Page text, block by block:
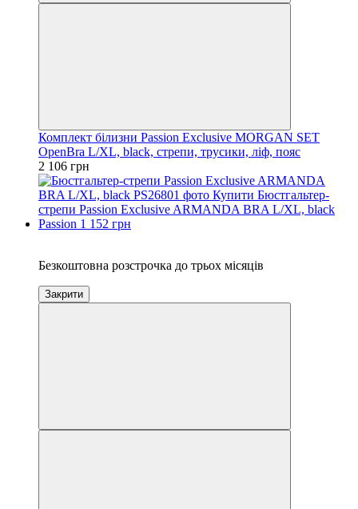
Комплект білизни Passion Exclusive MORGAN SET
OpenBra L/XL, black, стрепи, трусики, ліф, пояс
2 106 грн
Безкоштовна розстрочка до трьох місяців
Закрити